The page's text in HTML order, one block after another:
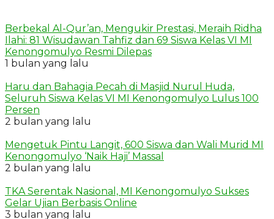
Berbekal Al-Qur’an, Mengukir Prestasi, Meraih Ridha
Ilahi: 81 Wisudawan Tahfiz dan 69 Siswa Kelas VI MI
Kenongomulyo Resmi Dilepas
1 bulan yang lalu
Haru dan Bahagia Pecah di Masjid Nurul Huda,
Seluruh Siswa Kelas VI MI Kenongomulyo Lulus 100
Persen
2 bulan yang lalu
Mengetuk Pintu Langit, 600 Siswa dan Wali Murid MI
Kenongomulyo ‘Naik Haji’ Massal
2 bulan yang lalu
TKA Serentak Nasional, MI Kenongomulyo Sukses
Gelar Ujian Berbasis Online
3 bulan yang lalu